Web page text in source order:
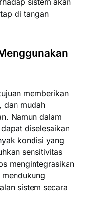
sistem akan
di tangan
memberikan
dan mudah
Namun dalam
diselesaikan
kondisi yang
sensitivitas
mengintegrasikan
sistem secara